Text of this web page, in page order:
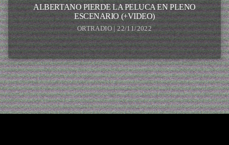
ALBERTANO PIERDE LA PELUCA EN PLENO
ESCENARIO (+VIDEO)
ORTRADIO | 22/11/2022